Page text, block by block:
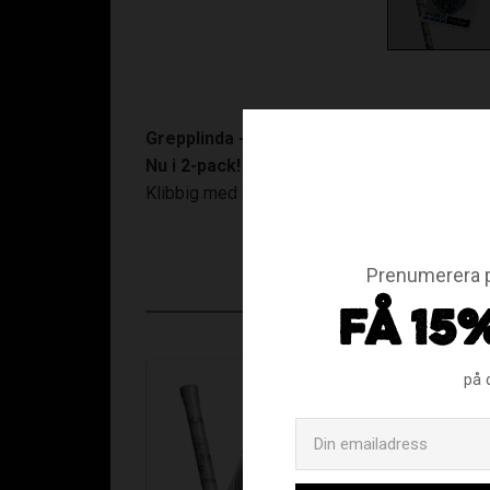
Grepplinda - Grå
Nu i 2-pack!
Klibbig med god absorptionsförmåga.
Prenumerera
FÅ
på